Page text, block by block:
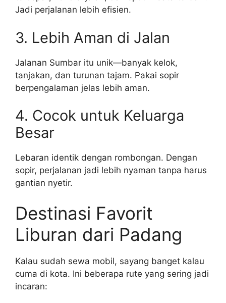
Jadi perjalanan lebih efisien.
3. Lebih Aman di Jalan
Jalanan Sumbar itu unik—banyak kelok,
tanjakan, dan turunan tajam. Pakai sopir
berpengalaman jelas lebih aman.
4. Cocok untuk Keluarga
Besar
Lebaran identik dengan rombongan. Dengan
sopir, perjalanan jadi lebih nyaman tanpa harus
gantian nyetir.
Destinasi Favorit
Liburan dari Padang
Kalau sudah sewa mobil, sayang banget kalau
cuma di kota. Ini beberapa rute yang sering jadi
incaran: